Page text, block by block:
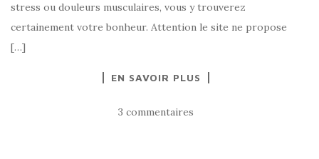
stress ou douleurs musculaires, vous y trouverez
certainement votre bonheur. Attention le site ne propose
[…]
EN SAVOIR PLUS
3 commentaires